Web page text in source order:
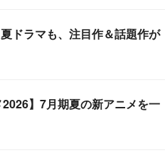
ドラマも、注目作＆話題作が
2026】7月期夏の新アニメを一